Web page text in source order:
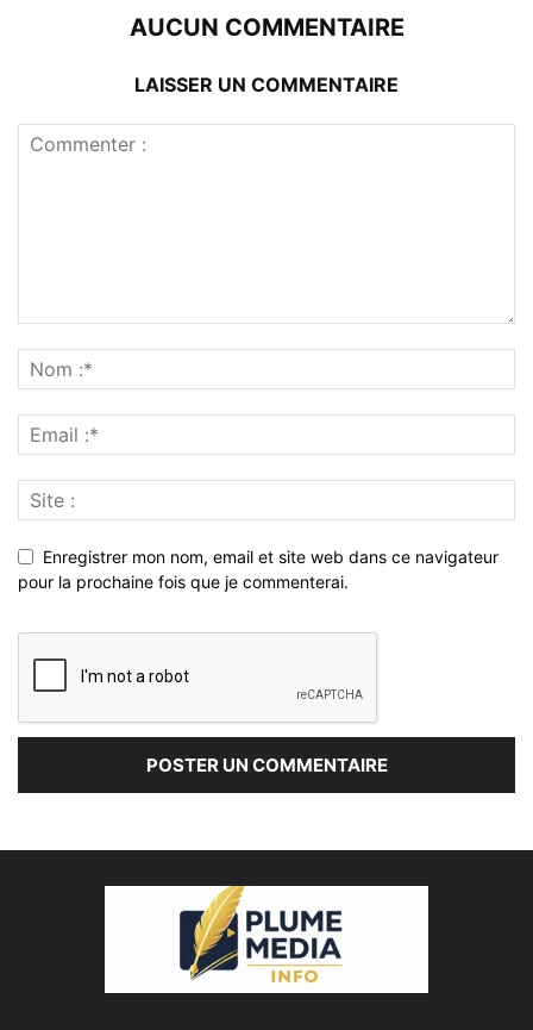
AUCUN COMMENTAIRE
LAISSER UN COMMENTAIRE
Enregistrer mon nom, email et site web dans ce navigateur
pour la prochaine fois que je commenterai.